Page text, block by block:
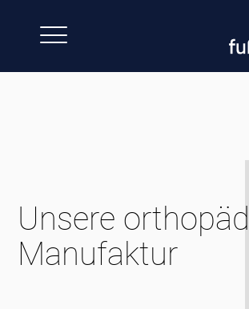
Unsere
Manufaktur